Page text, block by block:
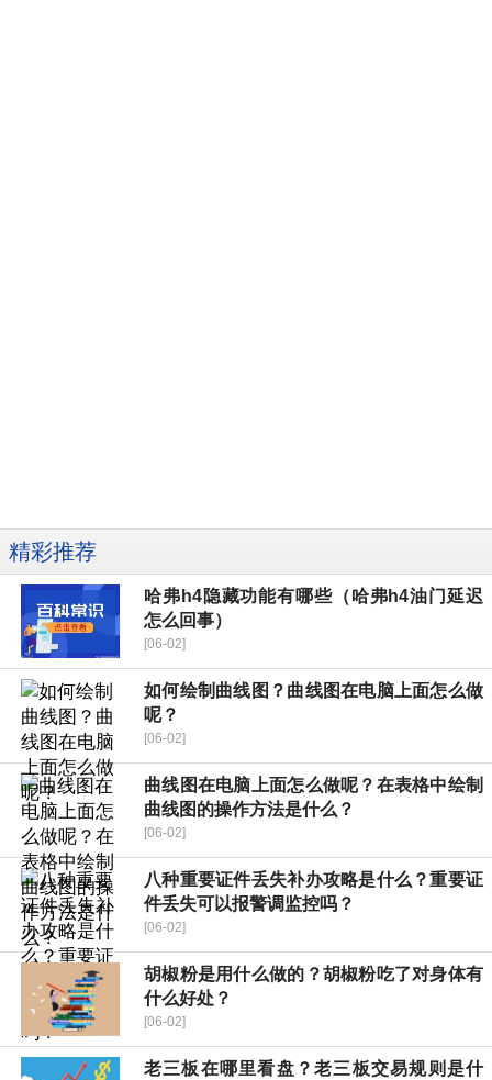
精彩推荐
哈弗h4隐藏功能有哪些（哈弗h4油门延迟
怎么回事）
[06-02]
如何绘制曲线图？曲线图在电脑上面怎么做
呢？
[06-02]
曲线图在电脑上面怎么做呢？在表格中绘制
曲线图的操作方法是什么？
[06-02]
八种重要证件丢失补办攻略是什么？重要证
件丢失可以报警调监控吗？
[06-02]
胡椒粉是用什么做的？胡椒粉吃了对身体有
什么好处？
[06-02]
老三板在哪里看盘？老三板交易规则是什